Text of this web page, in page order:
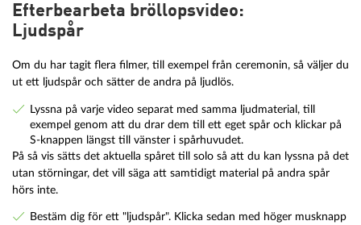
Efterbearbeta bröllopsvideo:
Ljudspår
Om du har tagit flera filmer, till exempel från ceremonin, så väljer du
ut ett ljudspår och sätter de andra på ljudlös.
Lyssna på varje video separat med samma ljudmaterial, till
exempel genom att du drar dem till ett eget spår och klickar på
S-knappen längst till vänster i spårhuvudet.
På så vis sätts det aktuella spåret till solo så att du kan lyssna på det
utan störningar, det vill säga att samtidigt material på andra spår
hörs inte.
Bestäm dig för ett "ljudspår". Klicka sedan med höger musknapp